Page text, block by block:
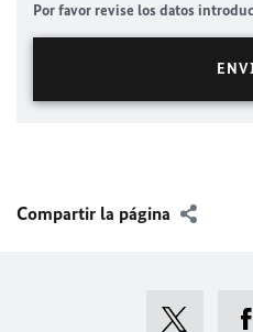
Por favor revise los datos
Compartir la página